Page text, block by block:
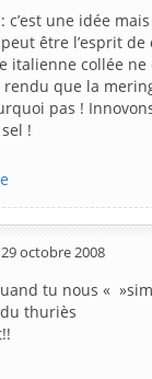
c’est une idée
être l’esprit de
italienne collée
rendu que la
pas !
!
29 octobre 2008
tu nous «
thuriès